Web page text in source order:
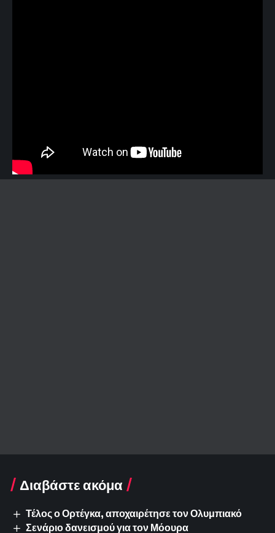
Διαβάστε ακόμα
Τέλος ο Ορτέγκα, αποχαιρέτησε τον Ολυμπιακό
Σενάριο δανεισμού για τον Μόουρα